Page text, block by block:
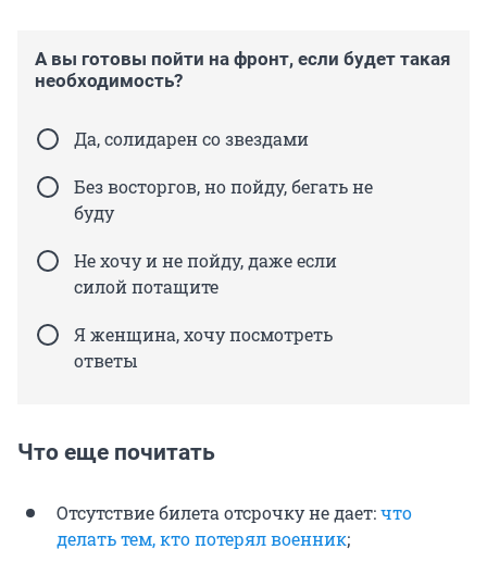
А вы готовы пойти на фронт, если будет такая
необходимость?
Да, солидарен со звездами
Без восторгов, но пойду, бегать не
буду
Не хочу и не пойду, даже если
силой потащите
Я женщина, хочу посмотреть
ответы
Что еще почитать
Отсутствие билета отсрочку не дает:что
делать тем, кто потерял военник;